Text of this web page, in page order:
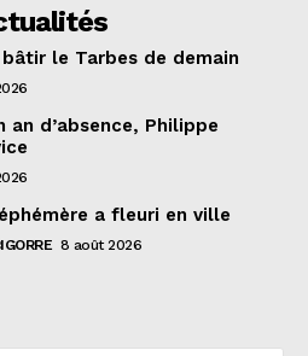
le Tarbes de demain
an d’absence, Philippe
a fleuri en ville
8 août 2026